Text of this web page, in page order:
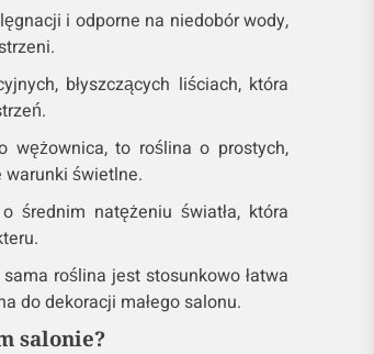
i odporne na niedobór wody,
błyszczących liściach, która
wężownica, to roślina o prostych,
warunki świetlne.
średnim natężeniu światła, która
roślina jest stosunkowo łatwa
do dekoracji małego salonu.
salonie?